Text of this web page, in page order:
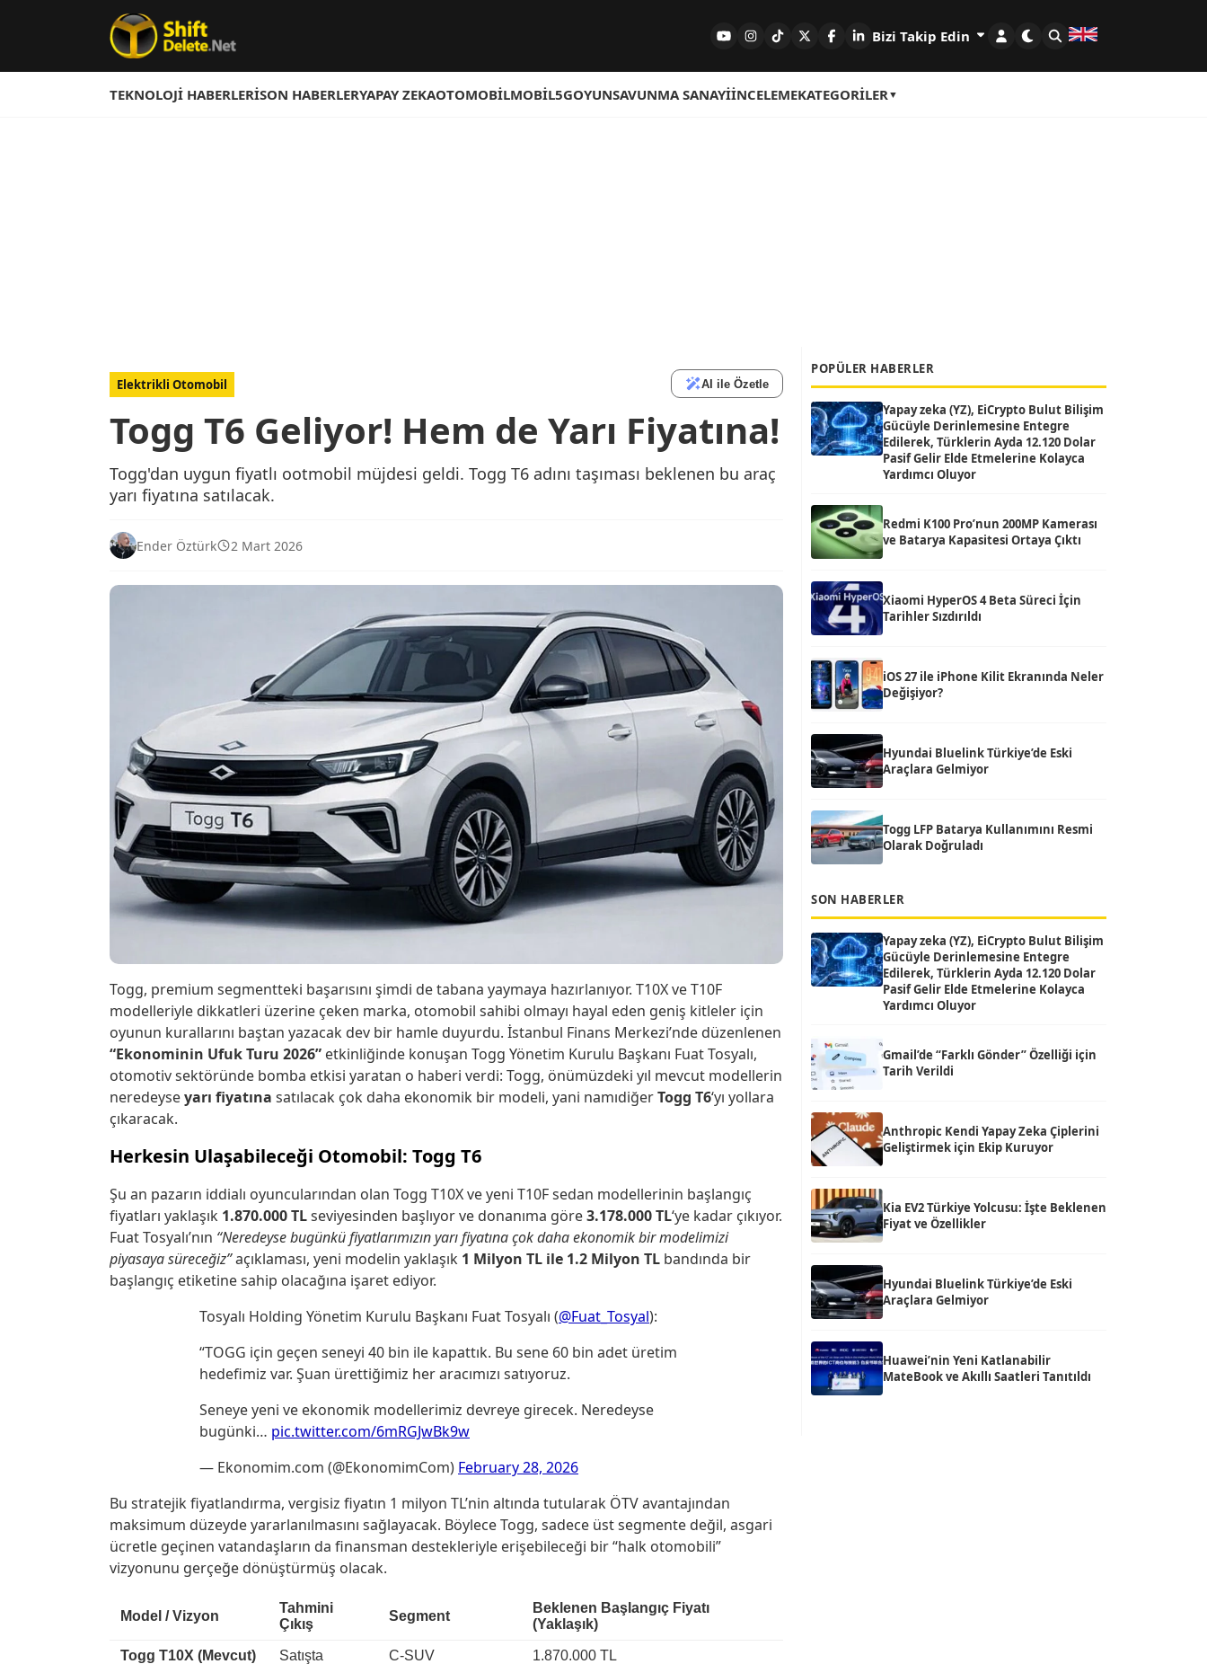
Bizi Takip Edin
TEKNOLOJI HABERLERISON HABERLERYAPAY ZEKAOTOMOBILMOBIL5GOYUNSAVUNMA SANAYIİNCELEMEKATEGORILER
Elektrikli Otomobil AI ile Özetle
Togg T6 Geliyor! Hem de Yarı Fiyatına!
Togg'dan uygun fiyatlı ootmobil müjdesi geldi. Togg T6 adını taşıması beklenen bu araç
yarı fiyatına satılacak.
Ender Öztürk 2 Mart 2026
Togg, premium segmentteki başarısını şimdi de tabana yaymaya hazırlanıyor. T10X ve T10F
modelleriyle dikkatleri üzerine çeken marka, otomobil sahibi olmayı hayal eden geniş kitleler için
oyunun kurallarını baştan yazacak dev bir hamle duyurdu. İstanbul Finans Merkezi’nde düzenlenen
“Ekonominin Ufuk Turu 2026” etkinliğinde konuşan Togg Yönetim Kurulu Başkanı Fuat Tosyalı,
otomotiv sektöründe bomba etkisi yaratan o haberi verdi: Togg, önümüzdeki yıl mevcut modellerin
neredeyseyarı fiyatına satılacak çok daha ekonomik bir modeli, yani namıdiğerTogg T6‘yı yollara
çıkaracak.
Herkesin Ulaşabileceği Otomobil: Togg T6
Şu an pazarın iddialı oyuncularından olan Togg T10X ve yeni T10F sedan modellerinin başlangıç
fiyatları yaklaşık 1.870.000 TLseviyesinden başlıyor ve donanıma göre3.178.000 TL‘ye kadar çıkıyor.
Fuat Tosyalı’nın “Neredeyse bugünkü fiyatlarımızın yarı fiyatına çok daha ekonomik bir modelimizi
piyasaya süreceğiz”açıklaması, yeni modelin yaklaşık 1 Milyon TL ile 1.2 Milyon TL bandında bir
başlangıç etiketine sahip olacağına işaret ediyor.
Tosyalı Holding Yönetim Kurulu Başkanı Fuat Tosyalı (@Fuat_Tosyal):
“TOGG için geçen seneyi 40 bin ile kapattık. Bu sene 60 bin adet üretim
hedefimiz var. Şuan ürettiğimiz her aracımızı satıyoruz.
Seneye yeni ve ekonomik modellerimiz devreye girecek. Neredeyse
bugünki… pic.twitter.com/6mRGJwBk9w
— Ekonomim.com (@EkonomimCom) February 28, 2026
Bu stratejik fiyatlandırma, vergisiz fiyatın 1 milyon TL’nin altında tutularak ÖTV avantajından
maksimum düzeyde yararlanılmasını sağlayacak. Böylece Togg, sadece üst segmente değil, asgari
ücretle geçinen vatandaşların da finansman destekleriyle erişebileceği bir “halk otomobili”
vizyonunu gerçeğe dönüştürmüş olacak.
Model / Vizyon
Tahmini
Çıkış
Segment
Beklenen Başlangıç Fiyatı
(Yaklaşık)
Togg T10X (Mevcut) Satışta C-SUV 1.870.000 TL
POPÜLER HABERLER
Yapay zeka (YZ), EiCrypto Bulut Bilişim
Gücüyle Derinlemesine Entegre
Edilerek, Türklerin Ayda 12.120 Dolar
Pasif Gelir Elde Etmelerine Kolayca
Yardımcı Oluyor
Redmi K100 Pro’nun 200MP Kamerası
ve Batarya Kapasitesi Ortaya Çıktı
Xiaomi HyperOS 4 Beta Süreci İçin
Tarihler Sızdırıldı
iOS 27 ile iPhone Kilit Ekranında Neler
Değişiyor?
Hyundai Bluelink Türkiye’de Eski
Araçlara Gelmiyor
Togg LFP Batarya Kullanımını Resmi
Olarak Doğruladı
SON HABERLER
Yapay zeka (YZ), EiCrypto Bulut Bilişim
Gücüyle Derinlemesine Entegre
Edilerek, Türklerin Ayda 12.120 Dolar
Pasif Gelir Elde Etmelerine Kolayca
Yardımcı Oluyor
Gmail’de “Farklı Gönder” Özelliği için
Tarih Verildi
Anthropic Kendi Yapay Zeka Çiplerini
Geliştirmek için Ekip Kuruyor
Kia EV2 Türkiye Yolcusu: İşte Beklenen
Fiyat ve Özellikler
Hyundai Bluelink Türkiye’de Eski
Araçlara Gelmiyor
Huawei’nin Yeni Katlanabilir
MateBook ve Akıllı Saatleri Tanıtıldı